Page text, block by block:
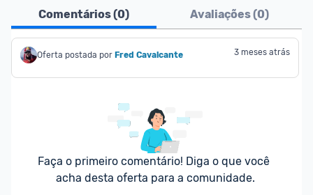
Comentários (0) Avaliações (0)
Oferta postada por Fred Cavalcante 3 meses atrás
Faça o primeiro comentário! Diga o que você
acha desta oferta para a comunidade.